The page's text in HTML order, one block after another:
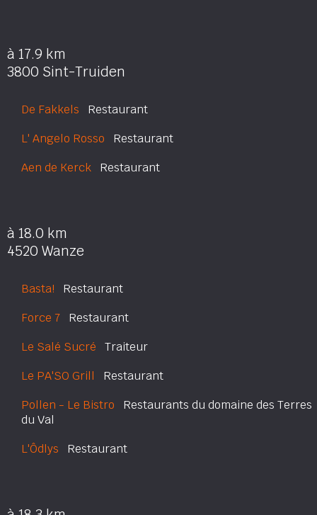
à 17.9 km
3800 Sint-Truiden
De Fakkels Restaurant
L' Angelo Rosso Restaurant
Aen de Kerck Restaurant
à 18.0 km
4520 Wanze
Basta! Restaurant
Force 7 Restaurant
Le Salé Sucré Traiteur
Le PA'SO Grill Restaurant
Pollen - Le Bistro Restaurants du domaine des Terres
du Val
L'Ôdlys Restaurant